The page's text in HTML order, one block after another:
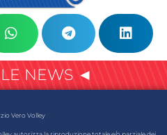
NEWS ◄
Vero Volley